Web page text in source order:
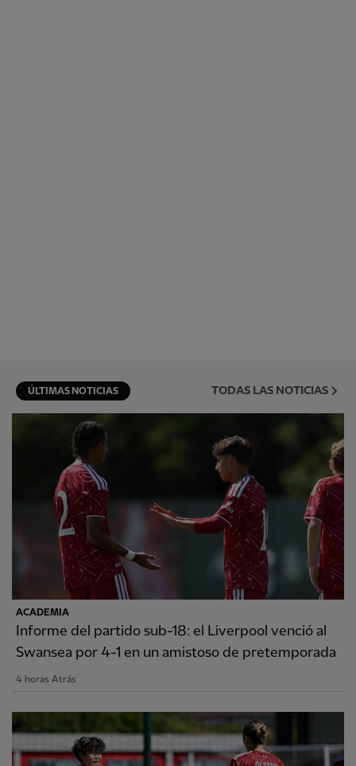
ÚLTIMAS NOTICIAS TODAS LAS NOTICIAS
ACADEMIA
Informe del partido sub-18: el Liverpool venció al
Swansea por 4-1 en un amistoso de pretemporada
4 horas Atrás